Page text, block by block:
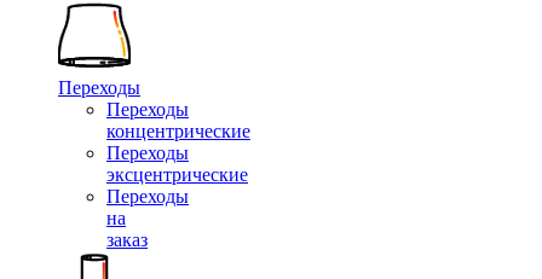
Переходы
Переходы
концентрические
Переходы
эксцентрические
Переходы
на
заказ